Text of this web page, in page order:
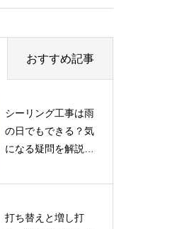
おすすめ記事
シーリング工事は雨
の日でもできる？気
になる疑問を解説｜
ング
打ち替えと増し打